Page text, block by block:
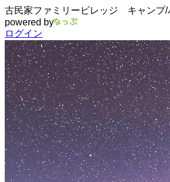
古民家ファミリービレッジ キャンプ/
powered by
ログイン